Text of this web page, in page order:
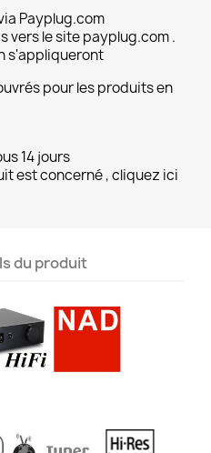
Payplug.com
vers le site payplug.com .
s'appliqueront
pour les produits en
14 jours
est concerné , cliquez ici
du produit